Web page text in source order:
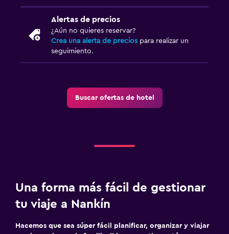
Alertas de precios
¿Aún no quieres reservar?
Crea una alerta de precios para realizar un
seguimiento.
Buscar ofertas de hotel
Una forma más fácil de gestionar
tu viaje a Nankín
Hacemos que sea súper fácil planificar, organizar y viajar